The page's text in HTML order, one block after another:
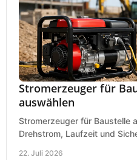
Stromerzeuger für
auswählen
Stromerzeuger für Baustelle
Drehstrom, Laufzeit und
22. Juli 2026